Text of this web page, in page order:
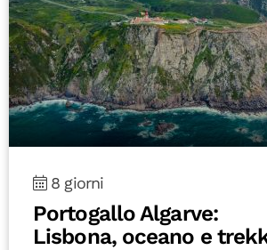
8 giorni
Fuerteventura On the
tra oceano e deserto